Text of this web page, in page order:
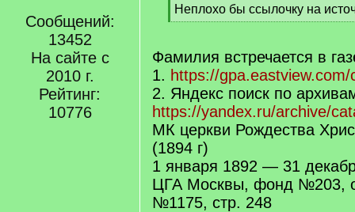
Сообщений:
13452
На сайте с
2010 г.
Рейтинг:
10776
[
q
Неплохо бы ссылочку на
[
q
]
Фамилия встречается в
1. https://gpa.eastview.com/
2. Яндекс поиск по
https://yandex.ru/archive/
МК церкви Рождества
(1894 г)
1 января 1892 — 31
ЦГА Москвы, фонд №203,
№1175, стр. 248